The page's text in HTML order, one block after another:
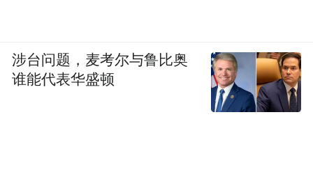
涉台问题，麦考尔与鲁比奥
谁能代表华盛顿